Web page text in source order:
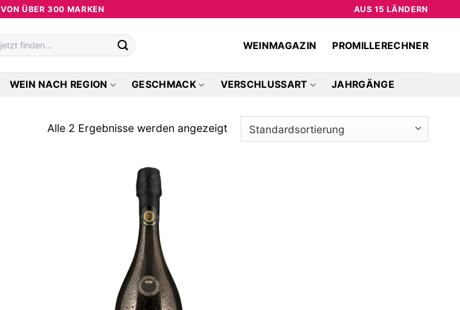
VON ÜBER 300 MARKEN AUS 15 LÄNDERN
WEINMAGAZIN PROMILLERECHNER
WEIN NACH REGION GESCHMACK VERSCHLUSSART JAHRGÄNGE
Alle 2 Ergebnisse werden angezeigt